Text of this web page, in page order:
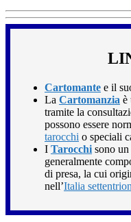
Cartomante e il
La Cartomanzia è
tramite la
possono essere
tarocchi o speciali
I Tarocchi sono
generalmente
di presa, la cui
nell’Italia